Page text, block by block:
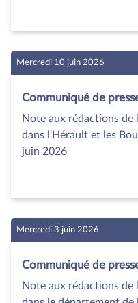
Mercredi 10 juin 2026
Communiqué de
Note aux rédactions de
dans l'Hérault et les
juin 2026
Mercredi 3 juin 2026
Communiqué de
Note aux rédactions de